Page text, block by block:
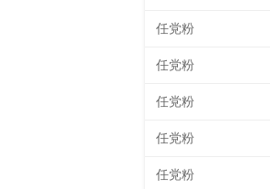
任党粉
任党粉
任党粉
任党粉
任党粉